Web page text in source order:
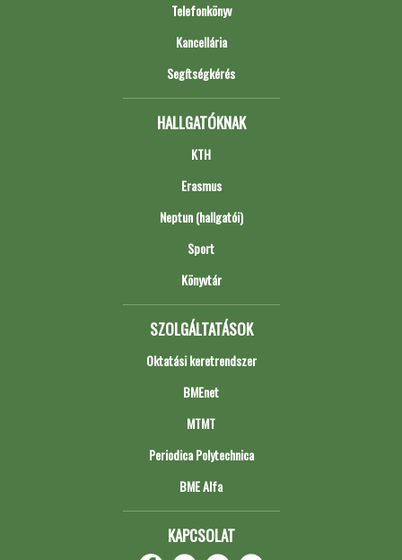
Telefonkönyv
Kancellária
Segítségkérés
HALLGATÓKNAK
KTH
Erasmus
Neptun (hallgatói)
Sport
Könyvtár
SZOLGÁLTATÁSOK
Oktatási keretrendszer
BMEnet
MTMT
Periodica Polytechnica
BME Alfa
KAPCSOLAT